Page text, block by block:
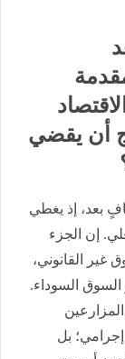
أن يقضي
بعد، إذ يغطي
إن الجزء
غير القانوني،
السوق السوداء.
بل